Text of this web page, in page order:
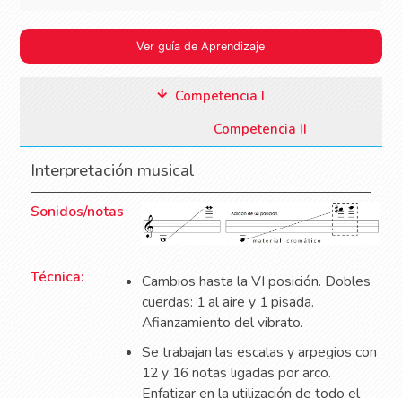
Ver guía de Aprendizaje
Competencia I
Competencia II
Interpretación musical
Sonidos/notas
Técnica:
Cambios hasta la VI posición. Dobles
cuerdas: 1 al aire y 1 pisada.
Afianzamiento del vibrato.
Se trabajan las escalas y arpegios con
12 y 16 notas ligadas por arco.
Enfatizar en la utilización de todo el